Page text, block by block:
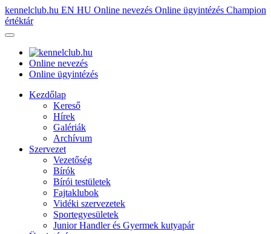
kennelclub.hu EN HU Online nevezés Online ügyintézés Champion
értéktár
Online nevezés
Online ügyintézés
Kezdőlap
Kereső
Hírek
Galériák
Archívum
Szervezet
Vezetőség
Bírók
Bírói testületek
Fajtaklubok
Vidéki szervezetek
Sportegyesületek
Junior Handler és Gyermek kutyapár